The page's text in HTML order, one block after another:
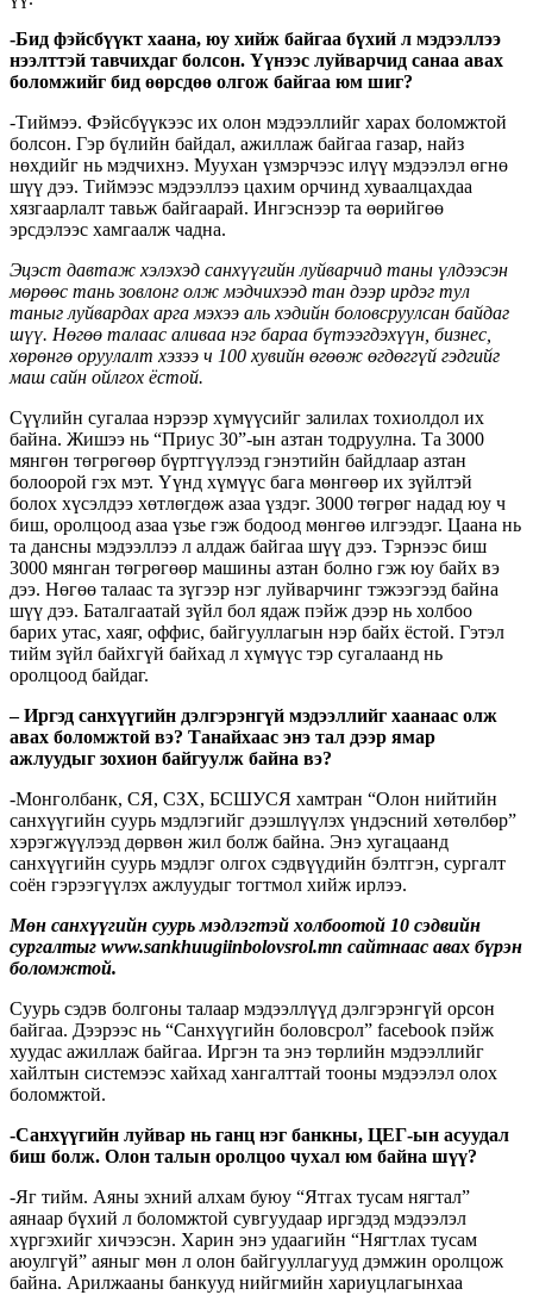
-Бид фэйсбүүкт хаана, юу хийж байгаа бүхий л мэдээллээ
нээлттэй тавчихдаг болсон. Үүнээс луйварчид санаа авах
боломжийг бид өөрсдөө олгож байгаа юм шиг?
-Тиймээ. Фэйсбүүкээс их олон мэдээллийг харах боломжтой
болсон. Гэр бүлийн байдал, ажиллаж байгаа газар, найз
нөхдийг нь мэдчихнэ. Муухан үзмэрчээс илүү мэдээлэл өгнө
шүү дээ. Тиймээс мэдээллээ цахим орчинд хуваалцахдаа
хязгаарлалт тавьж байгаарай. Ингэснээр та өөрийгөө
эрсдэлээс хамгаалж чадна.
Эцэст давтаж хэлэхэд санхүүгийн луйварчид таны үлдээсэн
мөрөөс тань зовлонг олж мэдчихээд тан дээр ирдэг тул
таныг луйвардах арга мэхээ аль хэдийн боловсруулсан байдаг
шүү. Нөгөө талаас аливаа нэг бараа бүтээгдэхүүн, бизнес,
хөрөнгө оруулалт хэзээ ч 100 хувийн өгөөж өгдөггүй гэдгийг
маш сайн ойлгох ёстой.
Сүүлийн сугалаа нэрээр хүмүүсийг залилах тохиолдол их
байна. Жишээ нь “Приус 30”-ын азтан тодруулна. Та 3000
мянгөн төгрөгөөр бүртгүүлээд гэнэтийн байдлаар азтан
болоорой гэх мэт. Үүнд хүмүүс бага мөнгөөр их зүйлтэй
болох хүсэлдээ хөтлөгдөж азаа үздэг. 3000 төгрөг надад юу ч
биш, оролцоод азаа үзье гэж бодоод мөнгөө илгээдэг. Цаана нь
та дансны мэдээллээ л алдаж байгаа шүү дээ. Тэрнээс биш
3000 мянган төгрөгөөр машины азтан болно гэж юу байх вэ
дээ. Нөгөө талаас та зүгээр нэг луйварчинг тэжээгээд байна
шүү дээ. Баталгаатай зүйл бол ядаж пэйж дээр нь холбоо
барих утас, хаяг, оффис, байгууллагын нэр байх ёстой. Гэтэл
тийм зүйл байхгүй байхад л хүмүүс тэр сугалаанд нь
оролцоод байдаг.
– Иргэд санхүүгийн дэлгэрэнгүй мэдээллийг хаанаас олж
авах боломжтой вэ? Танайхаас энэ тал дээр ямар
ажлуудыг зохион байгуулж байна вэ?
-Монголбанк, СЯ, СЗХ, БСШУСЯ хамтран “Олон нийтийн
санхүүгийн суурь мэдлэгийг дээшлүүлэх үндэсний хөтөлбөр”
хэрэгжүүлээд дөрвөн жил болж байна. Энэ хугацаанд
санхүүгийн суурь мэдлэг олгох сэдвүүдийн бэлтгэн, сургалт
соён гэрээгүүлэх ажлуудыг тогтмол хийж ирлээ.
Мөн санхүүгийн суурь мэдлэгтэй холбоотой 10 сэдвийн
сургалтыг www.sankhuugiinbolovsrol.mn сайтнаас авах бүрэн
боломжтой.
Суурь сэдэв болгоны талаар мэдээллүүд дэлгэрэнгүй орсон
байгаа. Дээрээс нь “Санхүүгийн боловсрол” facebook пэйж
хуудас ажиллаж байгаа. Иргэн та энэ төрлийн мэдээллийг
хайлтын системээс хайхад хангалттай тооны мэдээлэл олох
боломжтой.
-Санхүүгийн луйвар нь ганц нэг банкны, ЦЕГ-ын асуудал
биш болж. Олон талын оролцоо чухал юм байна шүү?
-Яг тийм. Аяны эхний алхам буюу “Ятгах тусам нягтал”
аянаар бүхий л боломжтой сувгуудаар иргэдэд мэдээлэл
хүргэхийг хичээсэн. Харин энэ удаагийн “Нягтлах тусам
аюулгүй” аяныг мөн л олон байгууллагууд дэмжин оролцож
байна. Арилжааны банкууд нийгмийн хариуцлагынхаа